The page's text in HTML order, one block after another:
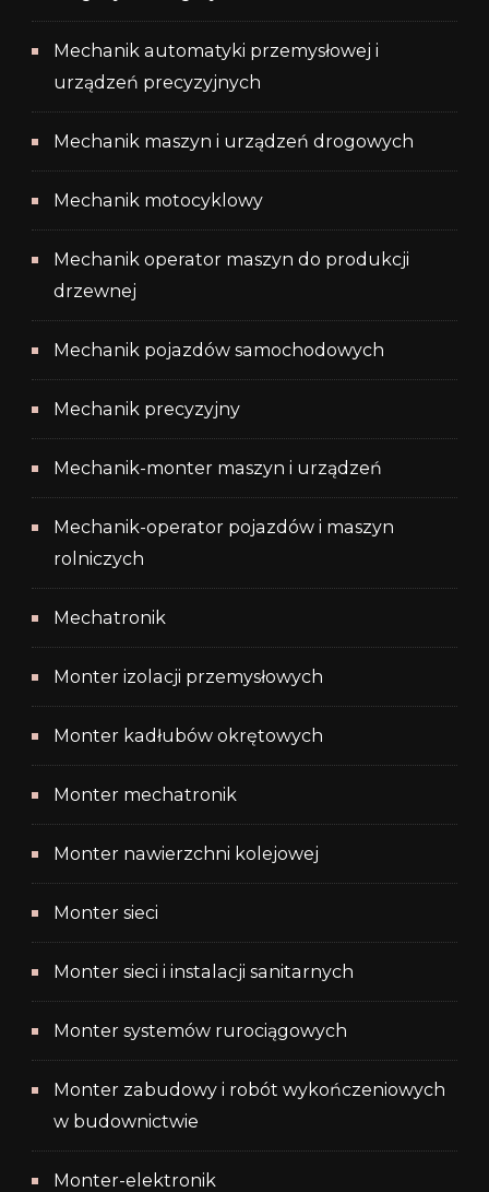
Mechanik automatyki przemysłowej i
urządzeń precyzyjnych
Mechanik maszyn i urządzeń drogowych
Mechanik motocyklowy
Mechanik operator maszyn do produkcji
drzewnej
Mechanik pojazdów samochodowych
Mechanik precyzyjny
Mechanik-monter maszyn i urządzeń
Mechanik-operator pojazdów i maszyn
rolniczych
Mechatronik
Monter izolacji przemysłowych
Monter kadłubów okrętowych
Monter mechatronik
Monter nawierzchni kolejowej
Monter sieci
Monter sieci i instalacji sanitarnych
Monter systemów rurociągowych
Monter zabudowy i robót wykończeniowych
w budownictwie
Monter-elektronik